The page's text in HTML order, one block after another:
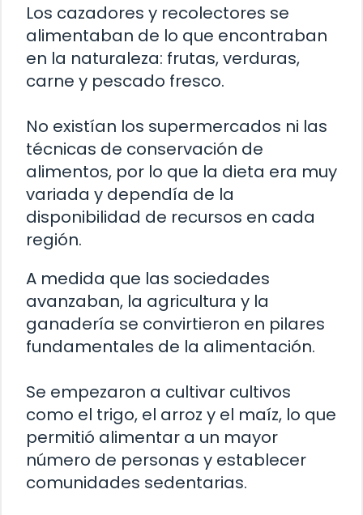
Los cazadores y recolectores se
alimentaban de lo que encontraban
en la naturaleza: frutas, verduras,
carne y pescado fresco.
No existían los supermercados ni las
técnicas de conservación de
alimentos, por lo que la dieta era muy
variada y dependía de la
disponibilidad de recursos en cada
región.
A medida que las sociedades
avanzaban, la agricultura y la
ganadería se convirtieron en pilares
fundamentales de la alimentación.
Se empezaron a cultivar cultivos
como el trigo, el arroz y el maíz, lo que
permitió alimentar a un mayor
número de personas y establecer
comunidades sedentarias.